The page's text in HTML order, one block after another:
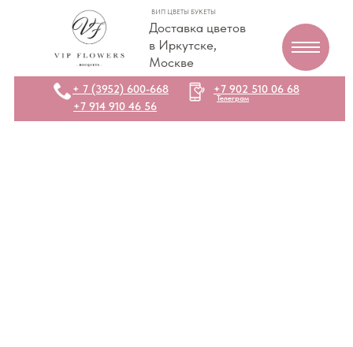
Доставка цветов
в Иркутске,
Москве
ВИП ЦВЕТЫ БУКЕТЫ
+7 914 910 46 56
+7 902 510 06 68
Телеграм
+ 7 (3952) 600-668